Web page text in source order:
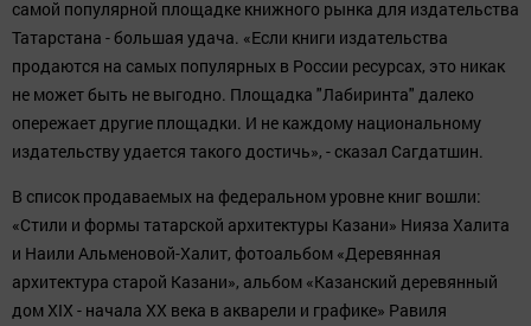
самой популярной площадке книжного рынка для издательства
Татарстана - большая удача. «Если книги издательства
продаются на самых популярных в России ресурсах, это никак
не может быть не выгодно. Площадка "Лабиринта" далеко
опережает другие площадки. И не каждому национальному
издательству удается такого достичь», - сказал Сагдатшин.
В список продаваемых на федеральном уровне книг вошли:
«Стили и формы татарской архитектуры Казани» Нияза Халита
и Наили Альменовой-Халит, фотоальбом «Деревянная
архитектура старой Казани», альбом «Казанский деревянный
дом XIX - начала XX века в акварели и графике» Равиля